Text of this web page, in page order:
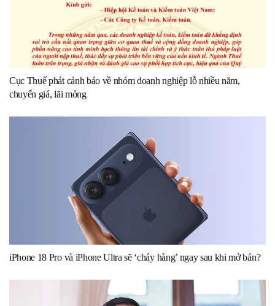
Cục Thuế phát cảnh báo về nhóm doanh nghiệp lỗ nhiều năm,
chuyển giá, lãi mỏng
iPhone 18 Pro và iPhone Ultra sẽ ‘cháy hàng’ ngay sau khi mở bán?